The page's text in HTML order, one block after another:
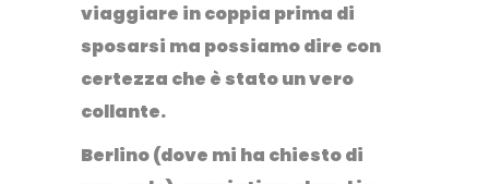
viaggiare in coppia prima di
sposarsi ma possiamo dire con
certezza che è stato un vero
collante.
Berlino (dove mi ha chiesto di